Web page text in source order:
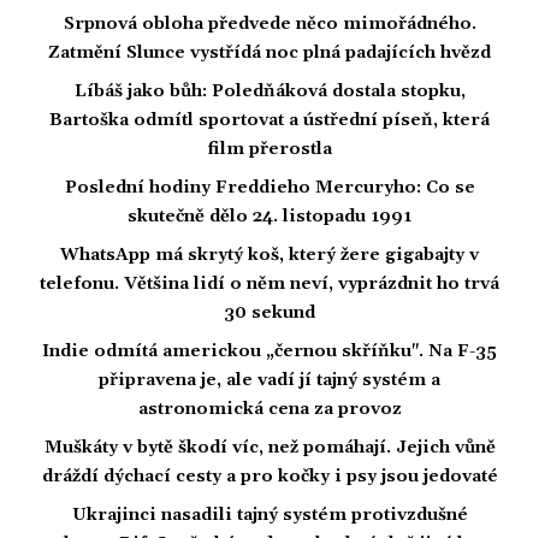
Srpnová obloha předvede něco mimořádného.
Zatmění Slunce vystřídá noc plná padajících hvězd
Líbáš jako bůh: Poledňáková dostala stopku,
Bartoška odmítl sportovat a ústřední píseň, která
film přerostla
Poslední hodiny Freddieho Mercuryho: Co se
skutečně dělo 24. listopadu 1991
WhatsApp má skrytý koš, který žere gigabajty v
telefonu. Většina lidí o něm neví, vyprázdnit ho trvá
30 sekund
Indie odmítá americkou „černou skříňku". Na F-35
připravena je, ale vadí jí tajný systém a
astronomická cena za provoz
Muškáty v bytě škodí víc, než pomáhají. Jejich vůně
dráždí dýchací cesty a pro kočky i psy jsou jedovaté
Ukrajinci nasadili tajný systém protivzdušné